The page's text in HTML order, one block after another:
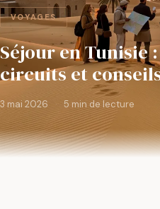
VOYAGES
Séjour en Tunisie
circuits et
3 mai 2026 · 5 min de lecture